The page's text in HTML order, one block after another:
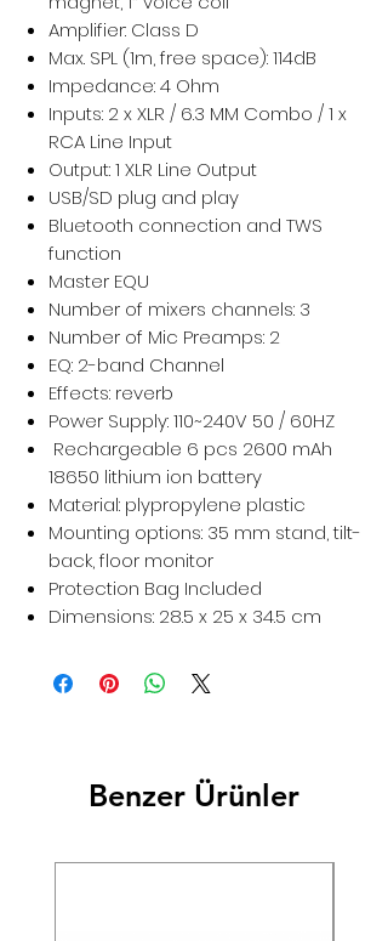
Amplifier: Class D
Max. SPL (1m, free space): 114dB
Impedance: 4 Ohm
Inputs: 2 x XLR / 6.3 MM Combo / 1 x
RCA Line Input
Output: 1 XLR Line Output
USB/SD plug and play
Bluetooth connection and TWS
function
Master EQU
Number of mixers channels: 3
Number of Mic Preamps: 2
EQ: 2-band Channel
Effects: reverb
Power Supply: 110~240V 50 / 60HZ
Rechargeable 6 pcs 2600 mAh
18650 lithium ion battery
Material: plypropylene plastic
Mounting options: 35 mm stand, tilt-
back, floor monitor
Protection Bag Included
Dimensions: 28.5 x 25 x 34.5 cm
Benzer Ürünler